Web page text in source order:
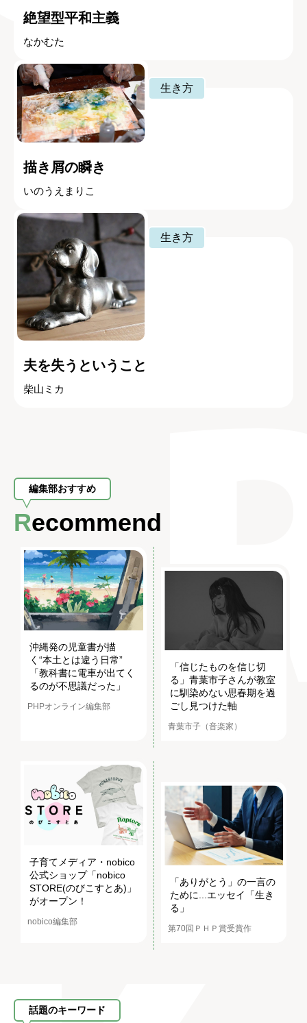
絶望型平和主義
なかむた
生き方
描き屑の瞬き
いのうえまりこ
生き方
夫を失うということ
柴山ミカ
編集部おすすめ
Recommend
沖縄発の児童書が描
く“本土とは違う日常”
「教科書に電車が出てく
るのが不思議だった」
PHPオンライン編集部
「信じたものを信じ切
る」青葉市子さんが教室
に馴染めない思春期を過
ごし見つけた軸
青葉市子（音楽家）
子育てメディア・nobico
公式ショップ「nobico
STORE(のびこすとあ)」
がオープン！
nobico編集部
「ありがとう」の一言の
ために...エッセイ「生き
る」
第70回ＰＨＰ賞受賞作
話題のキーワード